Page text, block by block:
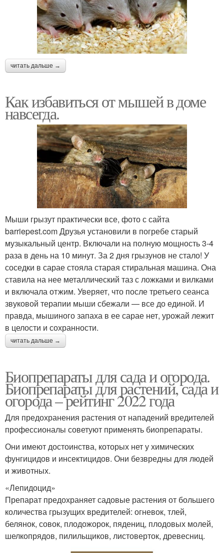
читать дальше →
Как избавиться от мышей в доме
навсегда.
Мыши грызут практически все, фото с сайта
barriepest.com Друзья установили в погребе старый
музыкальный центр. Включали на полную мощность 3-4
раза в день на 10 минут. За 2 дня грызунов не стало! У
соседки в сарае стояла старая стиральная машина. Она
ставила на нее металлический таз с ложками и вилками
и включала отжим. Уверяет, что после третьего сеанса
звуковой терапии мыши сбежали — все до единой. И
правда, мышиного запаха в ее сарае нет, урожай лежит
в целости и сохранности.
читать дальше →
Биопрепараты для сада и огорода.
Биопрепараты для растений, сада и
огорода – рейтинг 2022 года
Для предохранения растения от нападений вредителей
профессионалы советуют применять биопрепараты.
Они имеют достоинства, которых нет у химических
фунгицидов и инсектицидов. Они безвредны для людей
и животных.
«Лепидоцид»
Препарат предохраняет садовые растения от большего
количества грызущих вредителей: огневок, тлей,
белянок, совок, плодожорок, пядениц, плодовых молей,
шелкопрядов, пилильщиков, листоверток, древесниц.